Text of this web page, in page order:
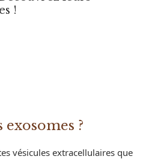
!
exosomes ?
vésicules extracellulaires que